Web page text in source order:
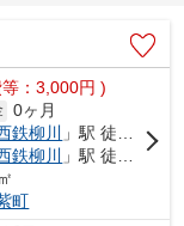
：3,000円 )
0ヶ月
鉄柳川
」駅 徒歩30分
鉄柳川
」駅 徒歩34分
町